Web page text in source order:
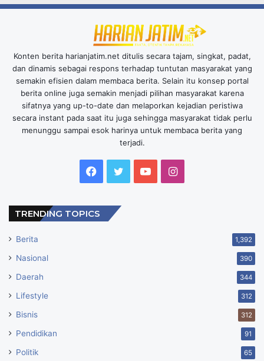
Konten berita harianjatim.net ditulis secara tajam, singkat, padat,
dan dinamis sebagai respons terhadap tuntutan masyarakat yang
semakin efisien dalam membaca berita. Selain itu konsep portal
berita online juga semakin menjadi pilihan masyarakat karena
sifatnya yang up-to-date dan melaporkan kejadian peristiwa
secara instant pada saat itu juga sehingga masyarakat tidak perlu
menunggu sampai esok harinya untuk membaca berita yang
terjadi.
Facebook
TwitterYouTubeInstagram
TRENDING TOPICS
Berita 1,392
Nasional 390
Daerah 344
Lifestyle 312
Bisnis 312
Pendidikan 91
Politik 65